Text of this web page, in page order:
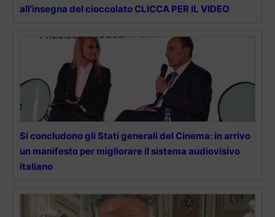
all’insegna del cioccolato CLICCA PER IL VIDEO
Si concludono gli Stati generali del Cinema: in arrivo
un manifesto per migliorare il sistema audiovisivo
italiano